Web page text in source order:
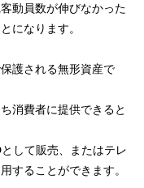
動員数が伸びなかった
になります。
護される無形資産で
消費者に提供できると
して販売、またはテレ
することができます。